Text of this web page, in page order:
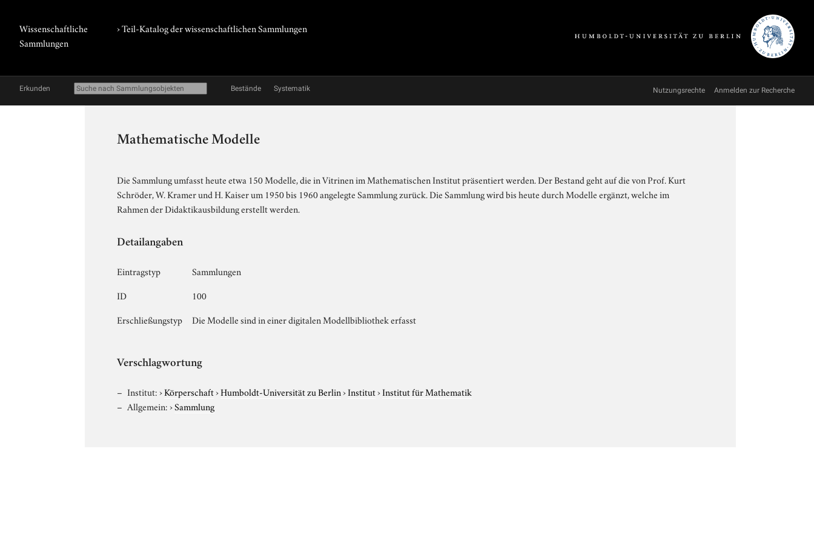
Wissenschaftliche
Sammlungen
› Teil-Katalog der wissenschaftlichen Sammlungen
Erkunden Bestände Systematik Nutzungsrechte Anmelden zur Recherche
Mathematische Modelle
Die Sammlung umfasst heute etwa 150 Modelle, die in Vitrinen im Mathematischen Institut präsentiert werden. Der Bestand geht auf die von Prof. Kurt
Schröder, W. Kramer und H. Kaiser um 1950 bis 1960 angelegte Sammlung zurück. Die Sammlung wird bis heute durch Modelle ergänzt, welche im
Rahmen der Didaktikausbildung erstellt werden.
Detailangaben
Eintragstyp
Sammlungen
ID
100
Erschließungstyp
Die Modelle sind in einer digitalen Modellbibliothek erfasst
Verschlagwortung
Institut:›Körperschaft›Humboldt-Universität zu Berlin›Institut›Institut für Mathematik
Allgemein:›Sammlung